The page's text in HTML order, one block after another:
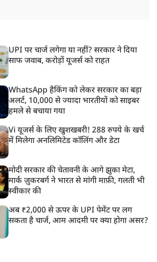
UPI पर चार्ज लगेगा या नहीं? सरकार ने दिया
साफ जवाब, करोड़ों यूजर्स को राहत
WhatsApp हैकिंग को लेकर सरकार का बड़ा
अलर्ट, 10,000 से ज्यादा भारतीयों को साइबर
हमले से बचाया गया
Vi यूजर्स के लिए खुशखबरी! 288 रुपये के खर्च
में मिलेगा अनलिमिटेड कॉलिंग और डेटा
मोदी सरकार की चेतावनी के आगे झुका मेटा,
मार्क ज़ुकरबर्ग ने भारत से मांगी माफ़ी, गलती भी
स्वीकार की
अब ₹2,000 से ऊपर के UPI पेमेंट पर लग
सकता है चार्ज, आम आदमी पर क्या होगा असर?